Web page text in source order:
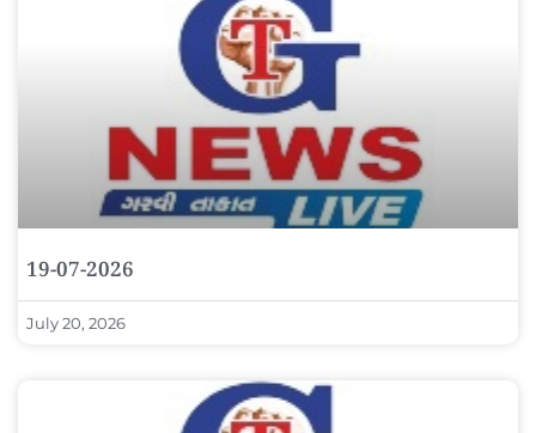
19-07-2026
July 20, 2026